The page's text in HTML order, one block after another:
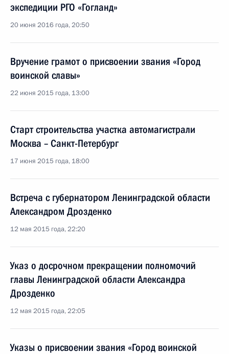
экспедиции РГО «Гогланд»
20 июня 2016 года, 20:50
Вручение грамот о присвоении звания «Город
воинской славы»
22 июня 2015 года, 13:00
Старт строительства участка автомагистрали
Москва – Санкт-Петербург
17 июня 2015 года, 18:00
Встреча с губернатором Ленинградской области
Александром Дрозденко
12 мая 2015 года, 22:20
Указ о досрочном прекращении полномочий
главы Ленинградской области Александра
Дрозденко
12 мая 2015 года, 22:05
Указы о присвоении звания «Город воинской